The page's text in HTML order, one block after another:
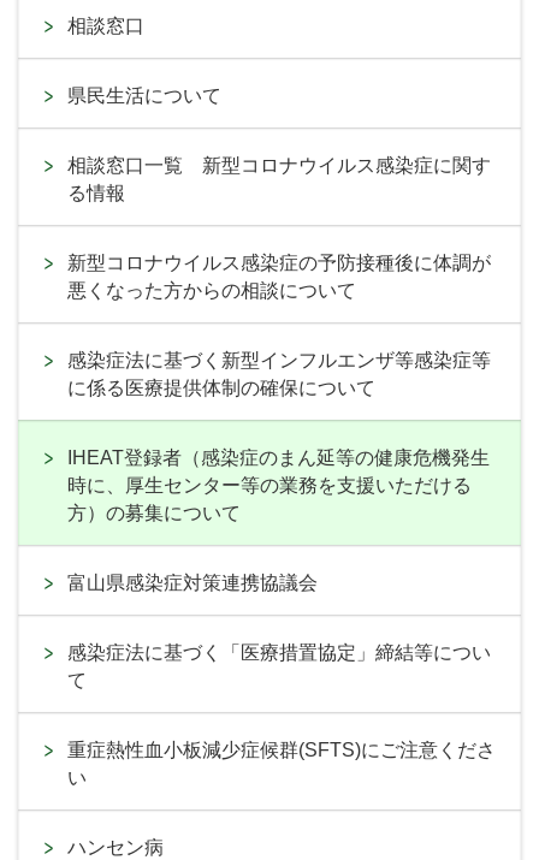
相談窓口
県民生活について
相談窓口一覧 新型コロナウイルス感染症に関す
る情報
新型コロナウイルス感染症の予防接種後に体調が
悪くなった方からの相談について
感染症法に基づく新型インフルエンザ等感染症等
に係る医療提供体制の確保について
IHEAT登録者（感染症のまん延等の健康危機発生
時に、厚生センター等の業務を支援いただける
方）の募集について
富山県感染症対策連携協議会
感染症法に基づく「医療措置協定」締結等につい
て
重症熱性血小板減少症候群(SFTS)にご注意くださ
い
ハンセン病